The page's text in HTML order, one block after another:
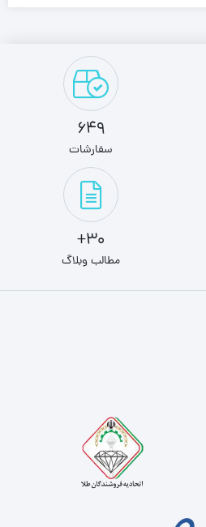
649
سفارشات
30+
مطالب وبلاگ